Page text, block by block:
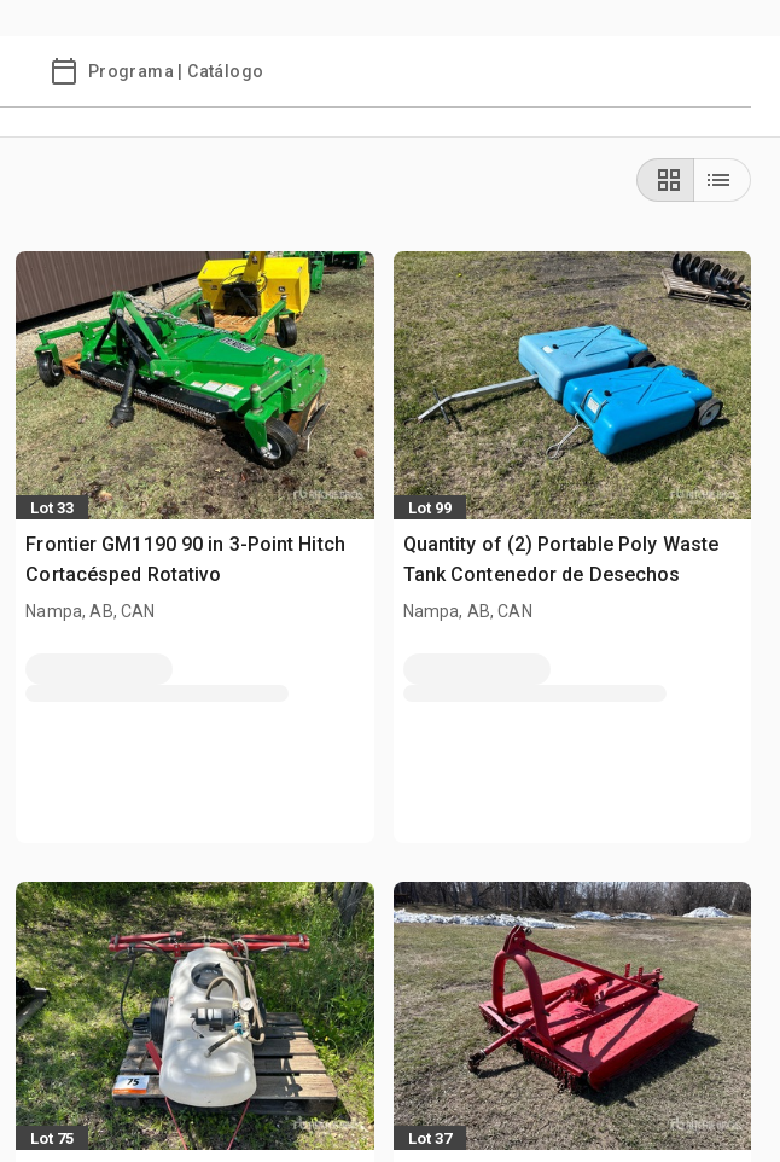
Programa | Catálogo
Lot 33
Frontier GM1190 90 in 3-Point Hitch
Cortacésped Rotativo
Nampa, AB, CAN
Lot 99
Quantity of (2) Portable Poly Waste
Tank Contenedor de Desechos
Nampa, AB, CAN
Lot 75 Lot 37